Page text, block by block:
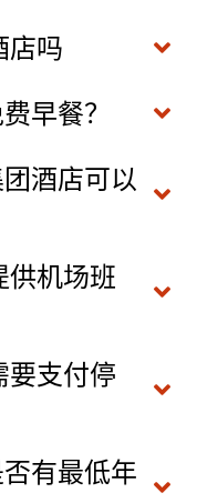
店吗
早餐？
酒店可以
供机场班
要支付停
有最低年